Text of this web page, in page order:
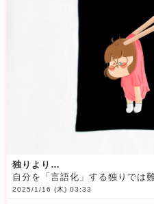
独りより…
2025/1/16 (木) 03:33